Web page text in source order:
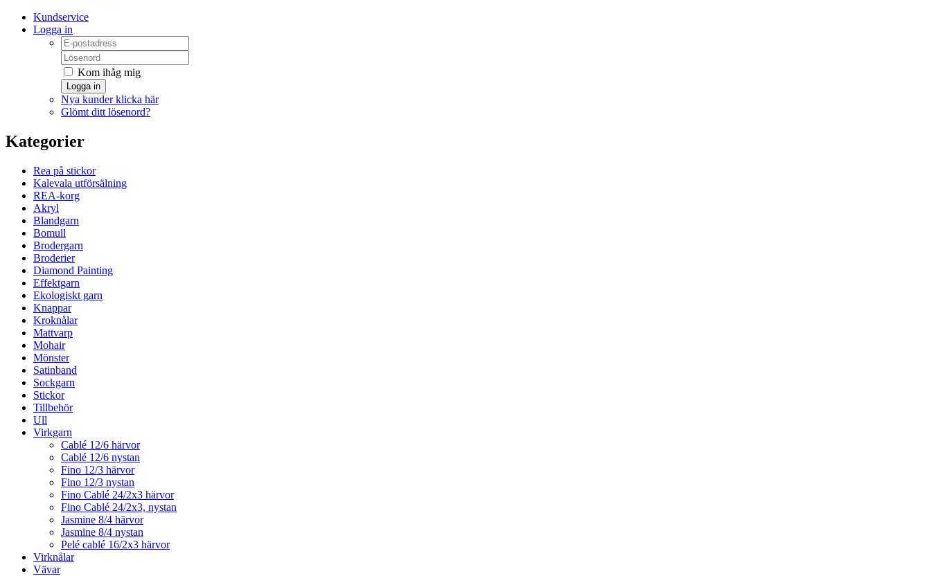
Kundservice
Logga in
Kom ihåg mig
Logga in
Nya kunder klicka här
Glömt ditt lösenord?
Kategorier
Rea på stickor
Kalevala utförsälning
REA-korg
Akryl
Blandgarn
Bomull
Brodergarn
Broderier
Diamond Painting
Effektgarn
Ekologiskt garn
Knappar
Kroknålar
Mattvarp
Mohair
Mönster
Satinband
Sockgarn
Stickor
Tillbehör
Ull
Virkgarn
Cablé 12/6 härvor
Cablé 12/6 nystan
Fino 12/3 härvor
Fino 12/3 nystan
Fino Cablé 24/2x3 härvor
Fino Cablé 24/2x3, nystan
Jasmine 8/4 härvor
Jasmine 8/4 nystan
Pelé cablé 16/2x3 härvor
Virknålar
Vävar